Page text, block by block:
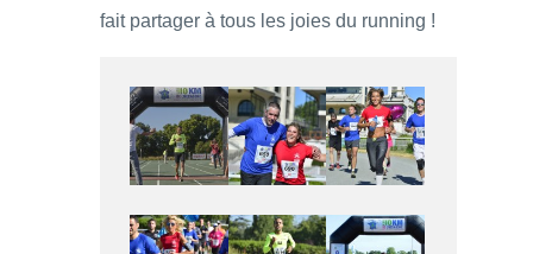
fait partager à tous les joies du running !